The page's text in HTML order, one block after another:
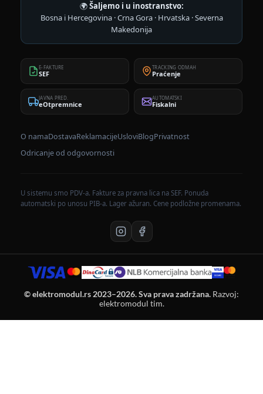
🌍Šaljemo i u inostranstvo:
Bosna i Hercegovina · Crna Gora · Hrvatska · Severna
Makedonija
E-FAKTURE
SEF
TRACKING ODMAH
Praćenje
JAVNA PRED.
eOtpremnice
AUTOMATSKI
Fiskalni
O namaDostavaReklamacijeUsloviBlogPrivatnost
Odricanje od odgovornosti
U sistemu smo PDV-a. Fakture za pravna lica na SEF. Ponuda
automatski po unosu PIB-a. Lager ažuran. Cene podložne promenama.
© elektromodul.rs 2023–2026. Sva prava zadržana. Razvoj:
elektromodul tim.